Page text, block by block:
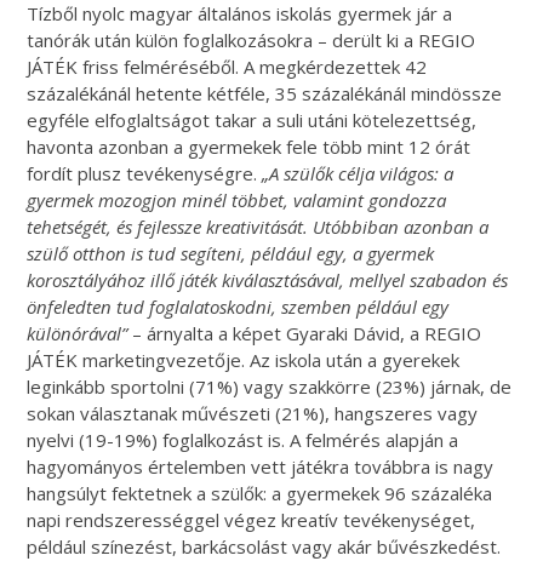
Tízből nyolc magyar általános iskolás gyermek jár a
tanórák után külön foglalkozásokra – derült ki a REGIO
JÁTÉK friss felméréséből. A megkérdezettek 42
százalékánál hetente kétféle, 35 százalékánál mindössze
egyféle elfoglaltságot takar a suli utáni kötelezettség,
havonta azonban a gyermekek fele több mint 12 órát
fordít plusz tevékenységre.„A szülők célja világos: a
gyermek mozogjon minél többet, valamint gondozza
tehetségét, és fejlessze kreativitását. Utóbbiban azonban a
szülő otthon is tud segíteni, például egy, a gyermek
korosztályához illő játék kiválasztásával, mellyel szabadon és
önfeledten tud foglalatoskodni, szemben például egy
különórával”– árnyalta a képet Gyaraki Dávid, a REGIO
JÁTÉK marketingvezetője. Az iskola után a gyerekek
leginkább sportolni (71%) vagy szakkörre (23%) járnak, de
sokan választanak művészeti (21%), hangszeres vagy
nyelvi (19-19%) foglalkozást is. A felmérés alapján a
hagyományos értelemben vett játékra továbbra is nagy
hangsúlyt fektetnek a szülők: a gyermekek 96 százaléka
napi rendszerességgel végez kreatív tevékenységet,
például színezést, barkácsolást vagy akár bűvészkedést.